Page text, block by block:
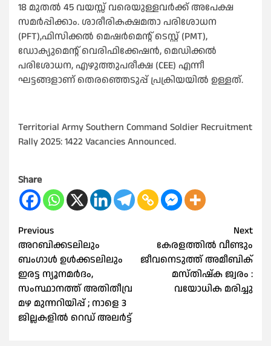
18 മുതല്‍ 45 വയസ്സ് വരെയുള്ളവർക്ക് അപേക്ഷ
സമർപ്പിക്കാം. ശാരീരികക്ഷമതാ പരിശോധന
(PFT),ഫിസിക്കല്‍ മെഷർമെന്റ് ടെസ്റ്റ് (PMT),
ഡോക്യുമെന്റ് വെരിഫിക്കേഷൻ, മെഡിക്കല്‍
പരിശോധന, എഴുത്തുപരീക്ഷ (CEE) എന്നീ
ഘട്ടങ്ങളാണ് തെരഞ്ഞെടുപ്പ് പ്രക്രിയയില്‍ ഉള്ളത്.
Territorial Army Southern Command Soldier Recruitment
Rally 2025: 1422 Vacancies Announced.
Share
Post
navigation
Previous
അറബിക്കടലിലും
ബംഗാള്‍ ഉള്‍ക്കടലിലും
ഇരട്ട ന്യൂനമര്‍ദം,
സംസ്ഥാനത്ത് അതിതീവ്ര
മഴ മുന്നറിയിപ്പ് ; നാളെ 3
ജില്ലകളില്‍ റെഡ് അലര്‍ട്ട്
Next
കേരളത്തിൽ വീണ്ടും
ജീവനെടുത്ത് അമീബിക്
മസ്തിഷ്ക ജ്വരം :
വയോധിക മരിച്ചു